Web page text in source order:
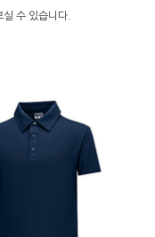
수 있습니다.